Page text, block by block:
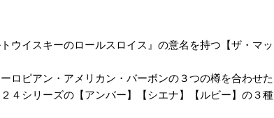
ウイスキーのロールスロイス』の意名を持つ【ザ・マッ
ロピアン・アメリカン・バーボンの３つの樽を合わせた
４シリーズの【アンバー】【シエナ】【ルビー】の３種